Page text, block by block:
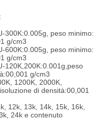
300K:0.005g, peso minimo:
g/cm3
600K:0.005g, peso minimo:
g/cm3
120K,200K:0.001g,peso
g/cm3
1200K, 2000K,
di densità:00,001
12k, 13k, 14k, 15k, 16k,
24k e contenuto